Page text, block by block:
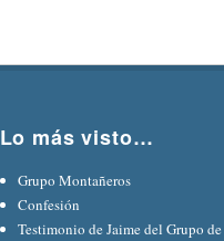
Lo más visto…
Grupo Montañeros
Confesión
Testimonio de Jaime del Grupo